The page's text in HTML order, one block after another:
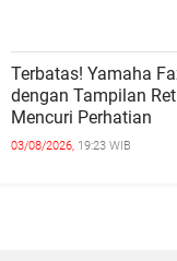
Terbatas! Yamaha
dengan Tampilan
Mencuri Perhatian
03/08/2026, 19:23 WIB